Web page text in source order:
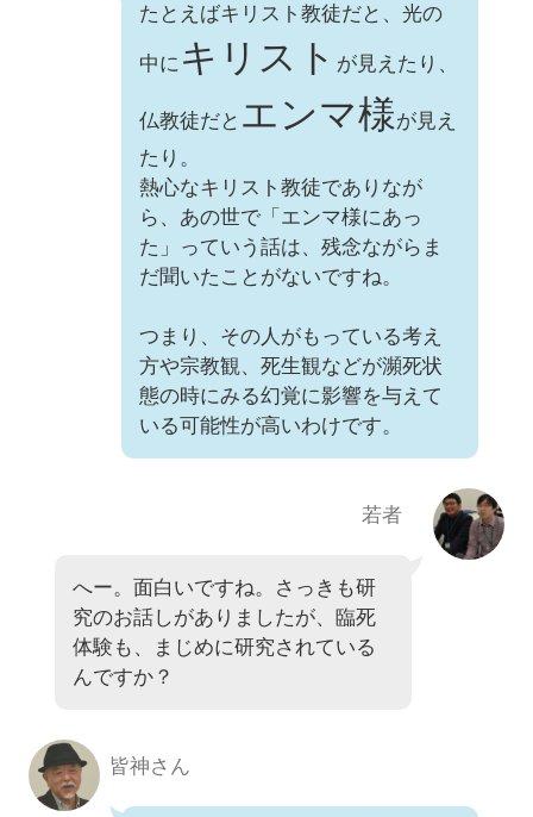
たとえばキリスト教徒だと、光の
中に キリスト が見えたり、
仏教徒だと エンマ様が見え
たり。
熱心なキリスト教徒でありなが
ら、あの世で「エンマ様にあっ
た」っていう話は、残念ながらま
だ聞いたことがないですね。
つまり、その人がもっている考え
方や宗教観、死生観などが瀕死状
態の時にみる幻覚に影響を与えて
いる可能性が高いわけです。
若者
へー。面白いですね。さっきも研
究のお話しがありましたが、臨死
体験も、まじめに研究されている
んですか？
皆神さん